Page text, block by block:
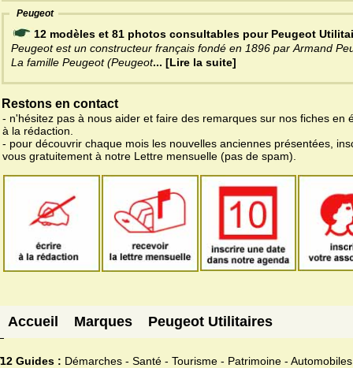
Peugeot
12 modèles et 81 photos consultables pour Peugeot
Peugeot est un constructeur français fondé en 1896 par Armand
La famille Peugeot (Peugeot... [Lire la suite]
Restons en contact
- n'hésitez pas à nous aider et faire des remarques sur nos fiches en
à la rédaction.
- pour découvrir chaque mois les nouvelles anciennes présentées,
vous gratuitement à notre Lettre mensuelle (pas de spam).
Accueil Marques Peugeot Utilitaires
12 Guides : Démarches - Santé - Tourisme - Patrimoine - Automobiles